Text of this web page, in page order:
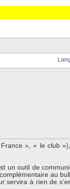
», « le club »),
un outil de
au
servira à rien de